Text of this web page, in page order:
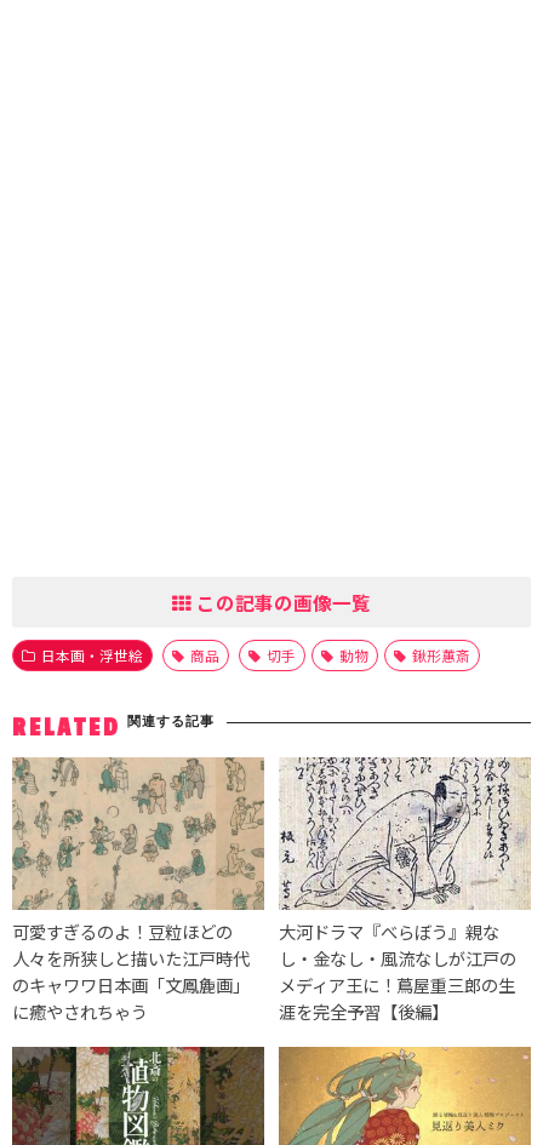
この記事の画像一覧
日本画・浮世絵 商品 切手 動物 鍬形蕙斎
RELATED 関連する記事
可愛すぎるのよ！豆粒ほどの
人々を所狭しと描いた江戸時代
のキャワワ日本画「文鳳麁画」
に癒やされちゃう
大河ドラマ『べらぼう』親な
し・金なし・風流なしが江戸の
メディア王に！蔦屋重三郎の生
涯を完全予習【後編】